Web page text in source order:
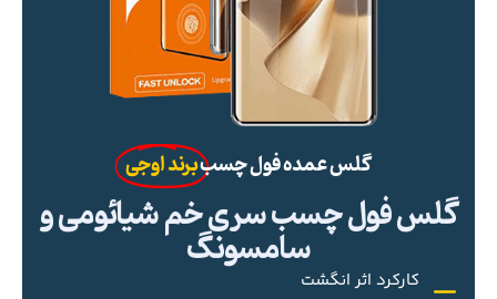
گلس عمده فول چسببرند اوجی
گلس فول چسب سری خم شیائومی و
سامسونگ
کارکرد اثر انگشت